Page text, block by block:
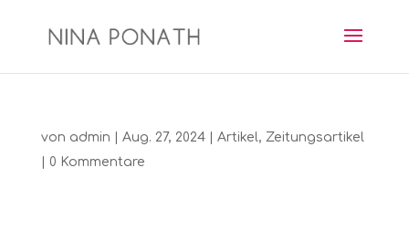
von admin Aug. 27, 2024| Artikel, Zeitungsartikel
0 Kommentare